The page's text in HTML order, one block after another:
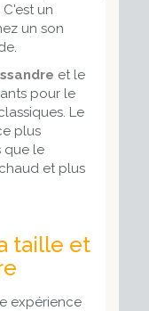
un
un son
et le
pour le
Le
plus
que le
et plus
taille et
expérience